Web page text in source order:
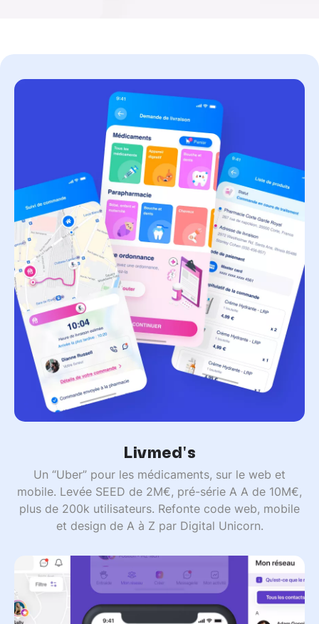
Livmed's
Un “Uber” pour les médicaments, sur le web et
mobile. Levée SEED de 2M€, pré-série A A de 10M€,
plus de 200k utilisateurs. Refonte code web, mobile
et design de A à Z par Digital Unicorn.